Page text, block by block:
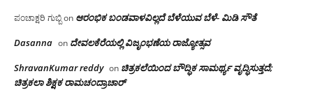
ಪಂಚಾಕ್ಷರಿ ಗುಬ್ಬಿon ಆರಂಭಿಕ ಬಂಡವಾಳವಿಲ್ಲದೆ ಬೆಳೆಯುವ ಬೆಳೆ- ಮಿಡಿ ಸೌತೆ
Dasanna on ದೇವಲಕೆರೆಯಲ್ಲಿ ವಿಜೃಂಭಣೆಯ ರಾಜ್ಯೋತ್ಸವ
ShravanKumar reddy on ಚಿತ್ರಕಲೆಯಿಂದ ಬೌದ್ಧಿಕ ಸಾಮರ್ಥ್ಯ ವೃದ್ಧಿಸುತ್ತದೆ;
ಚಿತ್ರಕಲಾ ಶಿಕ್ಷಕ ರಾಮಚಂದ್ರಾಚಾರ್